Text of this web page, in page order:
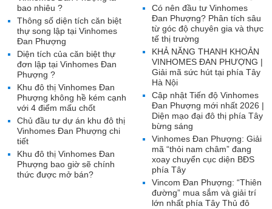
Có nên đầu tư Vinhomes
Đan Phượng? Phân tích sâu
từ góc độ chuyên gia và thực
tế thị trường
KHẢ NĂNG THANH KHOẢN
VINHOMES ĐAN PHƯỢNG |
Giải mã sức hút tại phía Tây
Hà Nội
Cập nhật Tiến độ Vinhomes
Đan Phượng mới nhất 2026 |
Diện mạo đại đô thị phía Tây
bừng sáng
Vinhomes Đan Phượng: Giải
mã “thỏi nam châm” đang
xoay chuyển cục diện BĐS
phía Tây
Vincom Đan Phượng: “Thiên
đường” mua sắm và giải trí
lớn nhất phía Tây Thủ đô
bao nhiêu ?
Thông số diện tích căn biệt
thự song lập tại Vinhomes
Đan Phượng
Diện tích của căn biệt thự
đơn lập tại Vinhomes Đan
Phượng ?
Khu đô thị Vinhomes Đan
Phượng không hề kém cạnh
với 4 điểm mấu chốt
Chủ đầu tư dự án khu đô thị
Vinhomes Đan Phượng chi
tiết
Khu đô thị Vinhomes Đan
Phượng bao giờ sẽ chính
thức được mở bán?